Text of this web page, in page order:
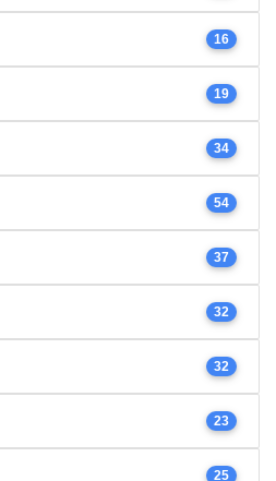
16
19
34
54
37
32
32
23
25